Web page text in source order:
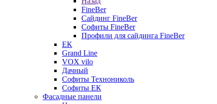
FineBer
Сайдинг FineBer
Софиты FineBer
Профили для сайдинга FineBer
ЕК
Grand Line
VOX vilo
Дачный
Софиты Технониколь
Софиты ЕК
Фасадные панели